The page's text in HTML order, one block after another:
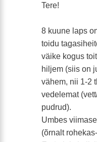
Tere!
8 kuune laps
toidu
väike kogus
hiljem (siis on
vähem, nii 1-2
vedelemat
pudrud).
Umbes
(õrnalt